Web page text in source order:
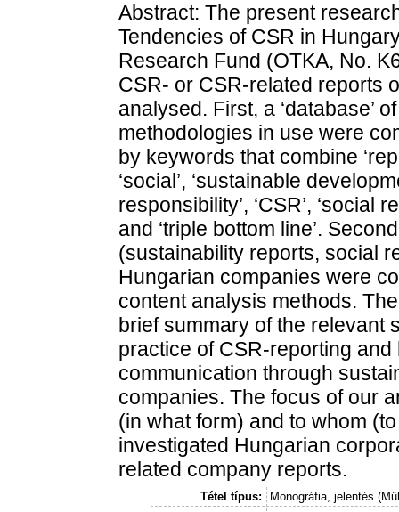
Abstract: The present
Tendencies of CSR in
Research Fund (OTKA, No.
CSR- or CSR-related reports
analysed. First, a ‘database’
methodologies in use were
by keywords that combine
‘social’, ‘sustainable
responsibility’, ‘CSR’, ‘social
and ‘triple bottom line’.
(sustainability reports, social
Hungarian companies were
content analysis methods.
brief summary of the relevant
practice of CSR-reporting
communication through
companies. The focus of our
(in what form) and to whom
investigated Hungarian
related company reports.
Tétel típus:
Monográfia, jelentés